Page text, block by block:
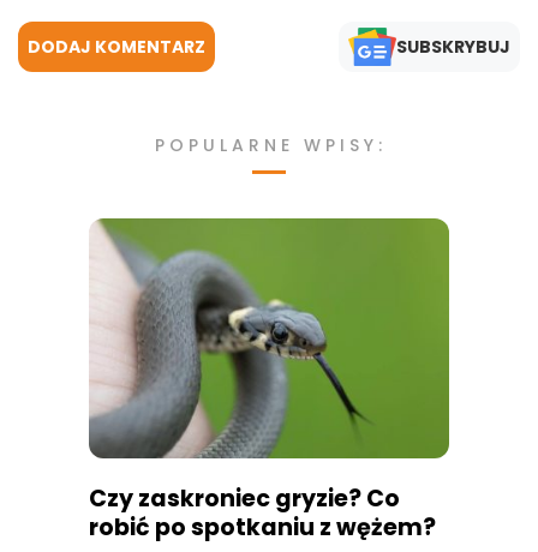
DODAJ KOMENTARZ SUBSKRYBUJ
POPULARNE WPISY:
Czy zaskroniec gryzie? Co
robić po spotkaniu z wężem?